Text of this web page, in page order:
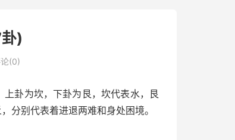
)
(0)
卦为坎，下卦为艮，坎代表水，艮
分别代表着进退两难和身处困境。